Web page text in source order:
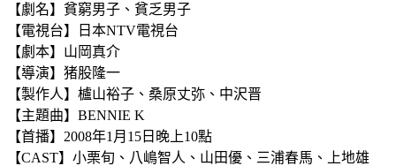
【劇名】貧窮男子、貧乏男子
【電視台】日本NTV電視台
【劇本】山岡真介
【導演】猪股隆一
【製作人】櫨山裕子、桑原丈弥、中沢晋
【主題曲】BENNIE K
【首播】2008年1月15日晚上10點
【CAST】小栗旬、八嶋智人、山田優、三浦春馬、上地雄